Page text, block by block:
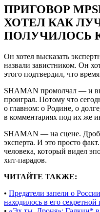
ПРИГОВОР
ХОТЕЛ КАК
ПОЛУЧИЛОСЬ
Он хотел высказать
назвали завистником. Он
этого подтвердил, что
SHAMAN промолчал — и
проиграл. Потому что
о главном: о Родине, о
в комментариях под их же
SHAMAN — на сцене.
эксперта. И это просто
человека, который видел
хит-парадов.
ЧИТАЙТЕ ТАКЖЕ:
• Предатели запели о
находилось в его секретной